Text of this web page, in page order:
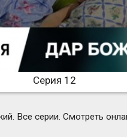
Серия 12
Все серии. Смотреть